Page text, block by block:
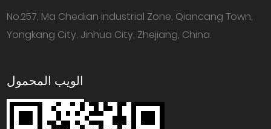
No.257, Ma Chedian industrial Zone, Qiancang Town,
Yongkang City, Jinhua City, Zhejiang, China.
الويب المحمول